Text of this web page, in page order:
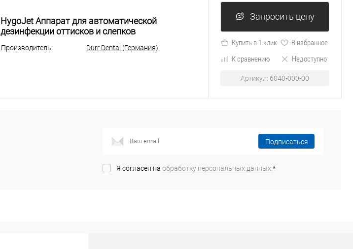
HygoJet Аппарат для автоматической
дезинфекции оттисков и слепков
Производитель Durr Dental (Германия)
Запросить цену
Купить в 1 клик
В избранное
К сравнению
Недоступно
Артикул: 6040-000-00
Подписаться
Я согласен на обработку персональных данных. *